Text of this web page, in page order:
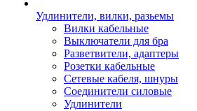
Удлинители, вилки, разьемы
Вилки кабельные
Выключатели для бра
Разветвители, адаптеры
Розетки кабельные
Сетевые кабеля, шнуры
Соединители силовые
Удлинители